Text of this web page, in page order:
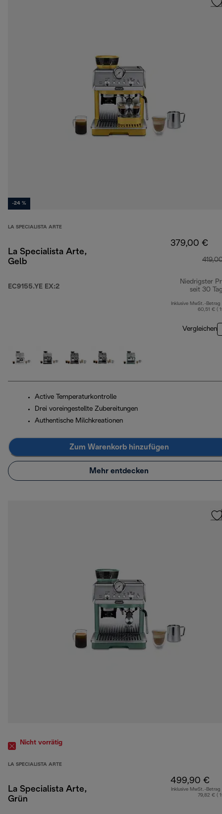
-24 %
LA SPECIALISTA ARTE
La Specialista Arte,
Gelb
EC9155.YE EX:2
379,00 €
Niedrigster
seit 30
Inklusive MwSt.-Betrag
60,51 € (
Vergleichen
Active Temperaturkontrolle
Drei voreingestellte Zubereitungen
Authentische Milchkreationen
Zum Warenkorb hinzufügen
Mehr entdecken
Nicht vorrätig
LA SPECIALISTA ARTE
La Specialista Arte,
Grün
499,90 €
Inklusive MwSt.-Betrag
79,82 € (